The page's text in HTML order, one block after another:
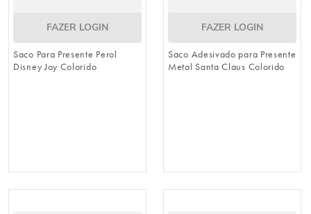
FAZER LOGIN
Saco Para Presente Perol
Disney Joy Colorido
FAZER LOGIN
Saco Adesivado para Presente
Metal Santa Claus Colorido